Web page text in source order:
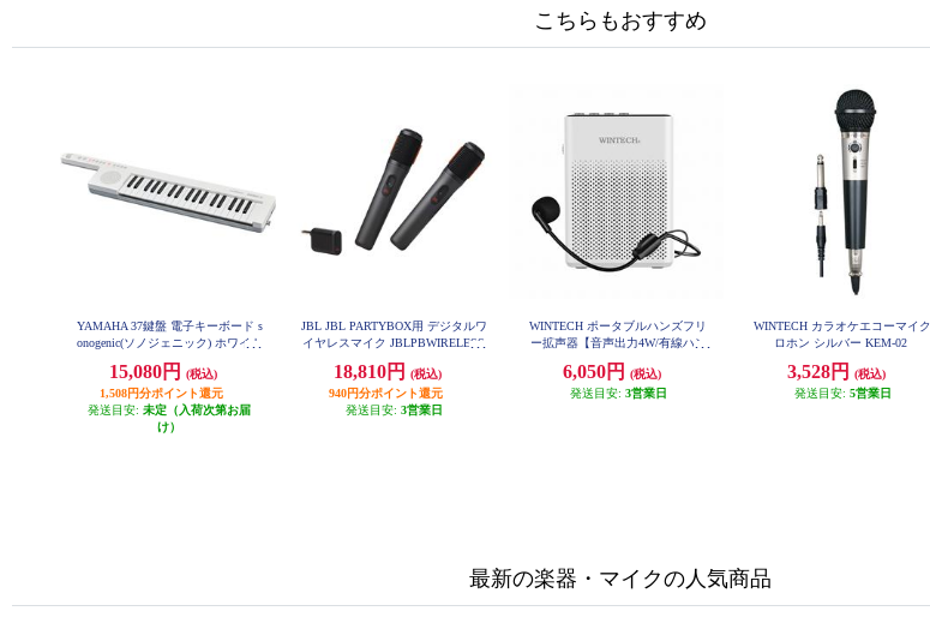
こちらもおすすめ
YAMAHA 37鍵盤 電子キーボード s
onogenic(ソノジェニック) ホワイト
15,080円
(税込)
1,508円分ポイント還元
発送目安: 未定（入荷次第お届
け）
JBL JBL PARTYBOX用 デジタルワ
イヤレスマイク JBLPBWIRELESS
18,810円
(税込)
940円分ポイント還元
発送目安: 3営業日
WINTECH ポータブルハンズフリ
ー拡声器【音声出力4W/有線ハン
ウム充電池内蔵/AUX/MicroSD/US
B/ホワイト】 KMA-20C
6,050円
(税込)
発送目安: 3営業日
WINTECH カラオケエコーマイク
ロホン シルバー KEM-02
3,528円
(税込)
発送目安: 5営業日
最新の楽器・マイクの人気商品